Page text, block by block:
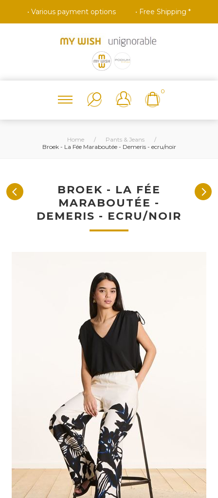
• Various payment options • Free Shipping *
0
Home / Pants & Jeans
/
Broek - La Fée Maraboutée - Demeris - ecru/noir
BROEK - LA FÉE
MARABOUTÉE -
DEMERIS - ECRU/NOIR